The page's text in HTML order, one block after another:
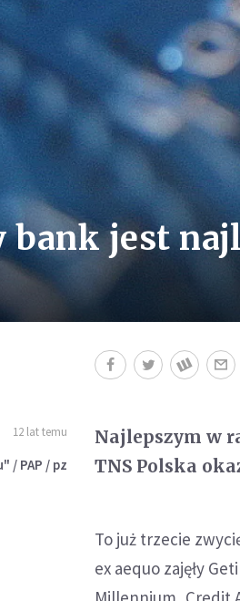
bank jest
12 lat temu
/ PAP / pz
Najlepszym w
TNS Polska
To już trzecie
ex aequo zajęły